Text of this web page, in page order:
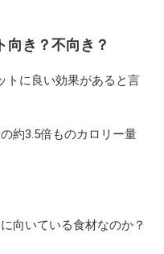
向き？不向き？
トに良い効果があると言
約3.5倍ものカロリー量
向いている食材なのか？